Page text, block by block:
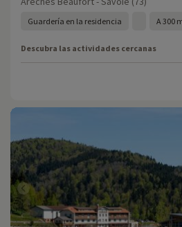
Guardería en la residencia A 300
Descubra las actividades cercanas